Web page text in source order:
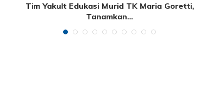
Tim Yakult Edukasi Murid TK Maria Goretti,
Tanamkan...